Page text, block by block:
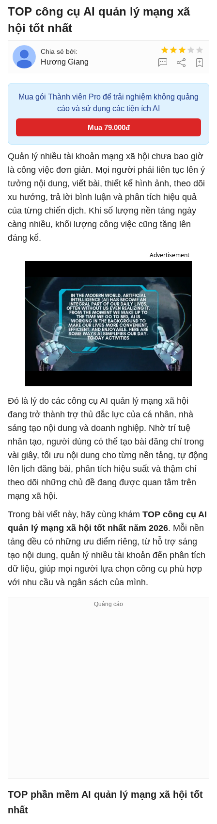
TOP công cụ AI quản lý mạng xã
hội tốt nhất
Hương Giang
Mua gói Thành viên Pro để trải nghiệm không quảng
cáo và sử dụng các tiện ích AI
Mua 79.000đ
Quản lý nhiều tài khoản mạng xã hội chưa bao giờ
là công việc đơn giản. Mọi người phải liên tục lên ý
tưởng nội dung, viết bài, thiết kế hình ảnh, theo dõi
xu hướng, trả lời bình luận và phân tích hiệu quả
của từng chiến dịch. Khi số lượng nền tảng ngày
càng nhiều, khối lượng công việc cũng tăng lên
đáng kể.
Advertisement
Đó là lý do các công cụ AI quản lý mạng xã hội
đang trở thành trợ thủ đắc lực của cá nhân, nhà
sáng tạo nội dung và doanh nghiệp. Nhờ trí tuệ
nhân tạo, người dùng có thể tạo bài đăng chỉ trong
vài giây, tối ưu nội dung cho từng nền tảng, tự động
lên lịch đăng bài, phân tích hiệu suất và thậm chí
theo dõi những chủ đề đang được quan tâm trên
mạng xã hội.
Trong bài viết này, hãy cùng khám TOP công cụ AI
quản lý mạng xã hội tốt nhất năm 2026. Mỗi nền
tảng đều có những ưu điểm riêng, từ hỗ trợ sáng
tạo nội dung, quản lý nhiều tài khoản đến phân tích
dữ liệu, giúp mọi người lựa chọn công cụ phù hợp
với nhu cầu và ngân sách của mình.
TOP phần mềm AI quản lý mạng xã hội tốt
nhất